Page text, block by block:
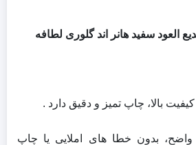
العود سفید هانر اند گلوری لطافه
بالا، چاپ تمیز و دقیق دارد .
واضح، بدون خطا های املایی یا چاپ